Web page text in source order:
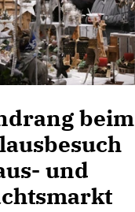
beim
und